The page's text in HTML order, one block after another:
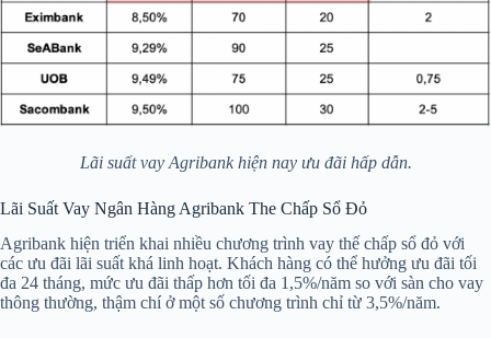
Lãi suất vay Agribank hiện nay ưu đãi hấp dẫn.
Lãi Suất Vay Ngân Hàng Agribank The Chấp Sổ Đỏ
Agribank hiện triển khai nhiều chương trình vay thế chấp sổ đỏ với
các ưu đãi lãi suất khá linh hoạt. Khách hàng có thể hưởng ưu đãi tối
đa 24 tháng, mức ưu đãi thấp hơn tối đa 1,5%/năm so với sàn cho vay
thông thường, thậm chí ở một số chương trình chỉ từ 3,5%/năm.